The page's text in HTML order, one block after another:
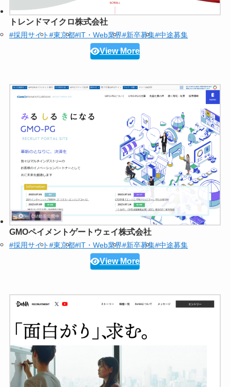
トレンドマイクロ株式会社
#採用サイト#東京都#IT・Web業界#新卒募集#中途募集
View More
GMOペイメントゲートウェイ株式会社
#採用サイト#東京都#IT・Web業界#新卒募集#中途募集
View More